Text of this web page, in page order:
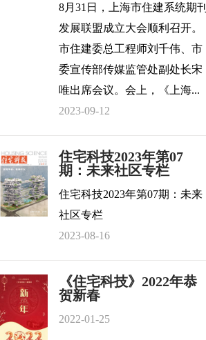
8月31日，上海市住建系统期刊
发展联盟成立大会顺利召开。
市住建委总工程师刘千伟、市
委宣传部传媒监管处副处长宋
唯出席会议。会上，《上海...
2023-09-12
住宅科技2023年第07
期：未来社区专栏
住宅科技2023年第07期：未来
社区专栏
2023-08-16
《住宅科技》2022年恭
贺新春
2022-01-25